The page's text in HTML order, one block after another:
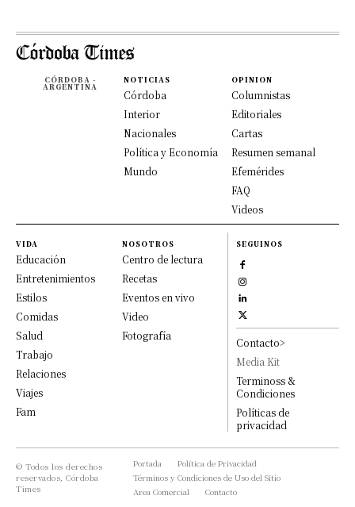
CÓRDOBA -
ARGENTINA
NOTICIAS
Córdoba
Interior
Nacionales
Política y Economía
Mundo
OPINION
Columnistas
Editoriales
Cartas
Resumen semanal
Efemérides
FAQ
Videos
VIDA
Educación
Entretenimientos
Estilos
Comidas
Salud
Trabajo
Relaciones
Viajes
Fam
NOSOTROS
Centro de lectura
Recetas
Eventos en vivo
Video
Fotografía
SEGUINOS
Contacto>
Media Kit
Terminoss &
Condiciones
Políticas de
privacidad
© Todos los derechos
reservados, Córdoba
Times
Portada
Política de Privacidad
Términos y Condiciones de Uso del Sitio
Area Comercial
Contacto